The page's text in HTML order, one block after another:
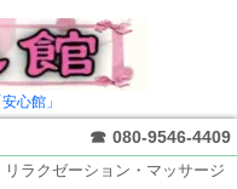
心館」
☎ 080-9546-4409
リラクゼーション・マッサージ